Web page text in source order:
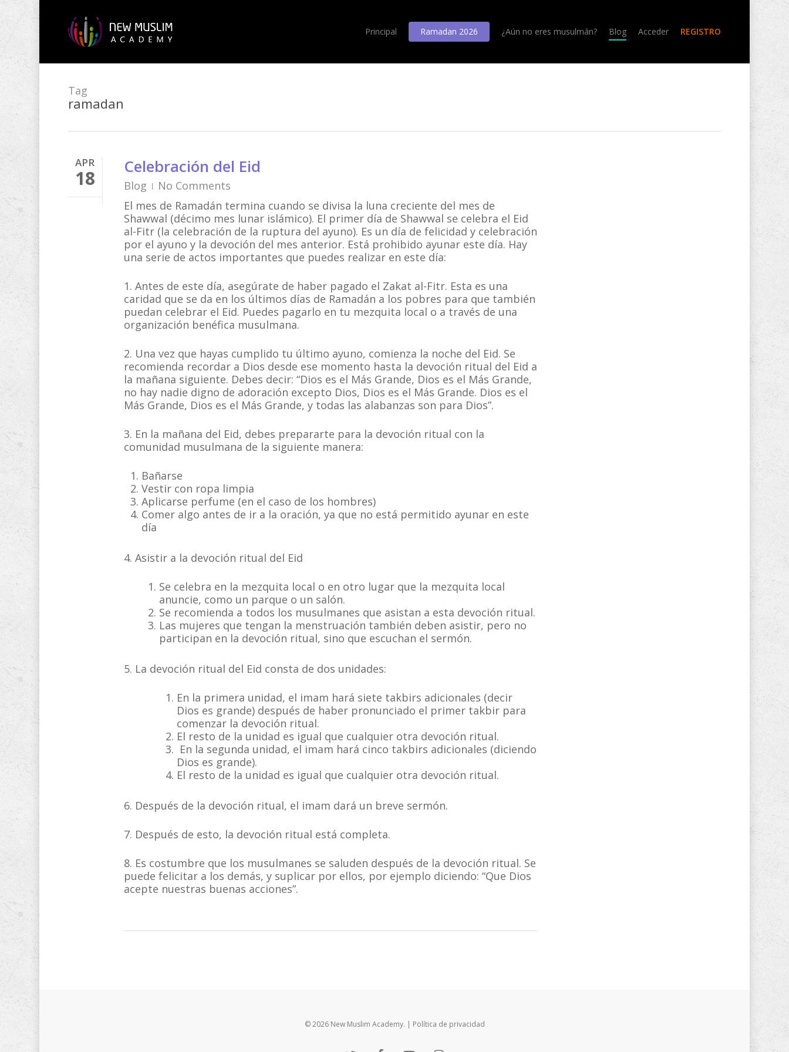
Skip
to
main
content
Principal Ramadan 2026 ¿Aún no eres musulmán? Blog Acceder REGISTRO
Tag
ramadan
APR
18 Celebración del Eid
Blog
No Comments
El mes de Ramadán termina cuando se divisa la luna creciente del mes de
Shawwal (décimo mes lunar islámico). El primer día de Shawwal se celebra el Eid
al-Fitr (la celebración de la ruptura del ayuno). Es un día de felicidad y celebración
por el ayuno y la devoción del mes anterior. Está prohibido ayunar este día. Hay
una serie de actos importantes que puedes realizar en este día:
1. Antes de este día, asegúrate de haber pagado el Zakat al-Fitr. Esta es una
caridad que se da en los últimos días de Ramadán a los pobres para que también
puedan celebrar el Eid. Puedes pagarlo en tu mezquita local o a través de una
organización benéfica musulmana.
2. Una vez que hayas cumplido tu último ayuno, comienza la noche del Eid. Se
recomienda recordar a Dios desde ese momento hasta la devoción ritual del Eid a
la mañana siguiente. Debes decir: “Dios es el Más Grande, Dios es el Más Grande,
no hay nadie digno de adoración excepto Dios, Dios es el Más Grande. Dios es el
Más Grande, Dios es el Más Grande, y todas las alabanzas son para Dios”.
3. En la mañana del Eid, debes prepararte para la devoción ritual con la
comunidad musulmana de la siguiente manera:
Bañarse
Vestir con ropa limpia
Aplicarse perfume (en el caso de los hombres)
Comer algo antes de ir a la oración, ya que no está permitido ayunar en este
día
4. Asistir a la devoción ritual del Eid
Se celebra en la mezquita local o en otro lugar que la mezquita local
anuncie, como un parque o un salón.
Se recomienda a todos los musulmanes que asistan a esta devoción ritual.
Las mujeres que tengan la menstruación también deben asistir, pero no
participan en la devoción ritual, sino que escuchan el sermón.
5. La devoción ritual del Eid consta de dos unidades:
En la primera unidad, el imam hará siete takbirs adicionales (decir
Dios es grande) después de haber pronunciado el primer takbir para
comenzar la devoción ritual.
El resto de la unidad es igual que cualquier otra devoción ritual.
En la segunda unidad, el imam hará cinco takbirs adicionales (diciendo
Dios es grande).
El resto de la unidad es igual que cualquier otra devoción ritual.
6. Después de la devoción ritual, el imam dará un breve sermón.
7. Después de esto, la devoción ritual está completa.
8. Es costumbre que los musulmanes se saluden después de la devoción ritual. Se
puede felicitar a los demás, y suplicar por ellos, por ejemplo diciendo: “Que Dios
acepte nuestras buenas acciones”.
© 2026 New Muslim Academy. | Política de privacidad